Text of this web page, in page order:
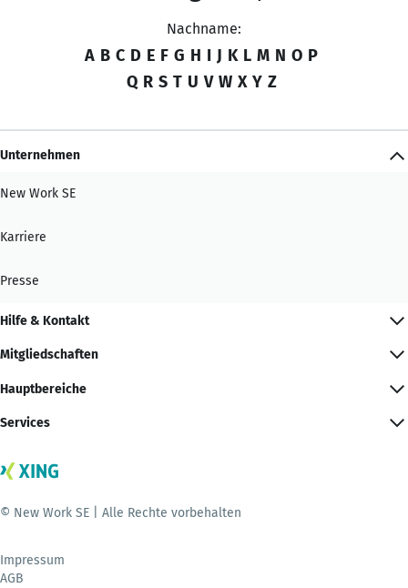
Nachname:
A B C D E F G H I J K L M N O P
Q R S T U V W X Y Z
Unternehmen
New Work SE
Karriere
Presse
Hilfe & Kontakt
Mitgliedschaften
Hauptbereiche
Services
© New Work SE | Alle Rechte vorbehalten
Impressum
AGB